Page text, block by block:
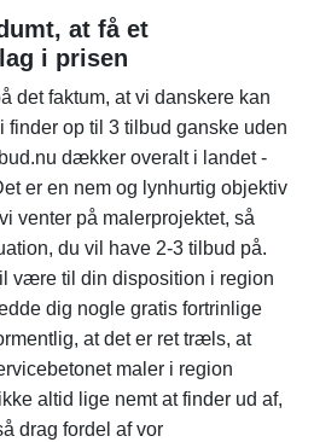
at få et
i prisen
det faktum, at vi danskere kan
finder op til 3 tilbud ganske uden
dækker overalt i landet -
er en nem og lynhurtig objektiv
venter på malerprojektet, så
du vil have 2-3 tilbud på.
være til din disposition i region
dig nogle gratis fortrinlige
at det er ret træls, at
maler i region
altid lige nemt at finder ud af,
drag fordel af vor